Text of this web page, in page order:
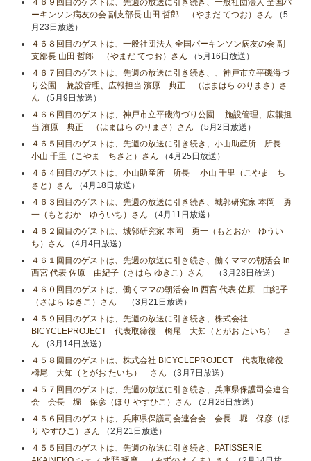
４６９回目のゲストは、先週の放送に引き続き、一般社団法人 全国パ
ーキンソン病友の会 副支部長 山田 哲郎 （やまだ てつお）さん （5
月23日放送）
４６８回目のゲストは、一般社団法人 全国パーキンソン病友の会 副
支部長 山田 哲郎 （やまだ てつお）さん （5月16日放送）
４６７回目のゲストは、先週の放送に引き続き、、神戸市立平磯海づ
り公園 施設管理、広報担当 濱原 典正 （はまはら のりまさ）さ
ん （5月9日放送）
４６６回目のゲストは、神戸市立平磯海づり公園 施設管理、広報担
当 濱原 典正 （はまはら のりまさ）さん （5月2日放送）
４６５回目のゲストは、先週の放送に引き続き、小山助産所 所長
小山​ 千里（こやま ちさと）さん （4月25日放送）
４６４回目のゲストは、小山助産所 所長 小山​ 千里（こやま ち
さと）さん （4月18日放送）
４６３回目のゲストは、先週の放送に引き続き、城郭研究家 本岡 勇
一（もとおか ゆういち）さん （4月11日放送）
４６２回目のゲストは、城郭研究家 本岡 勇一（もとおか ゆうい
ち）さん （4月4日放送）
４６１回目のゲストは、先週の放送に引き続き、働くママの朝活会 in
西宮 代表 佐原 由紀子（さはら ゆきこ）さん
（3月28日放送）
４６０回目のゲストは、働くママの朝活会 in 西宮 代表 佐原 由紀子
（さはら ゆきこ）さん
（3月21日放送）
４５９回目のゲストは、先週の放送に引き続き、株式会社
BICYCLEPROJECT 代表取締役 栂尾 大知（とがお たいち） さ
ん （3月14日放送）
４５８回目のゲストは、株式会社 BICYCLEPROJECT 代表取締役
栂尾 大知（とがお たいち） さん （3月7日放送）
４５７回目のゲストは、先週の放送に引き続き、兵庫県保護司会連合
会 会長 堀 保彦（ほり やすひこ）さん （2月28日放送）
４５６回目のゲストは、兵庫県保護司会連合会 会長 堀 保彦（ほ
り やすひこ）さん （2月21日放送）
４５５回目のゲストは、先週の放送に引き続き、PATISSERIE